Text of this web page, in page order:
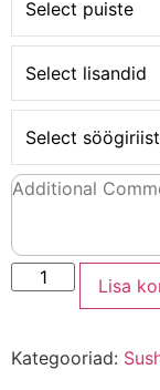
Select puiste
Select lisandid
Select
Lisa
Kategooriad: